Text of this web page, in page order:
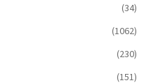
(34)
(1062)
(230)
(151)